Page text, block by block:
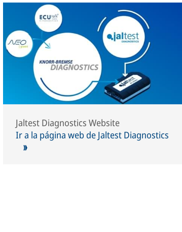
Jaltest Diagnostics Website
Ir a la página web de Jaltest Diagnostics